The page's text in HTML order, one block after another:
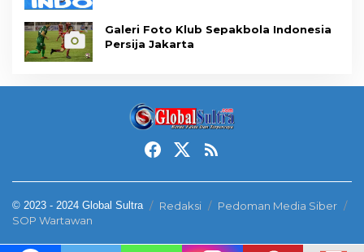
Galeri Foto Klub Sepakbola Indonesia
Persija Jakarta
© 2023 - 2024 Global Sultra Redaksi
Pedoman Media Siber
SOP Wartawan